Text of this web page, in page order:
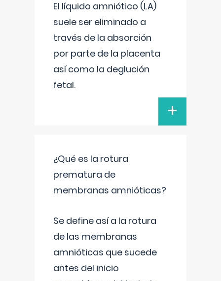
El líquido amniótico (LA)
suele ser eliminado a
través de la absorción
por parte de la placenta
así como la deglución
fetal.
+
¿Qué es la rotura
prematura de
membranas amnióticas?
Se define así a la rotura
de las membranas
amnióticas que sucede
antes del inicio